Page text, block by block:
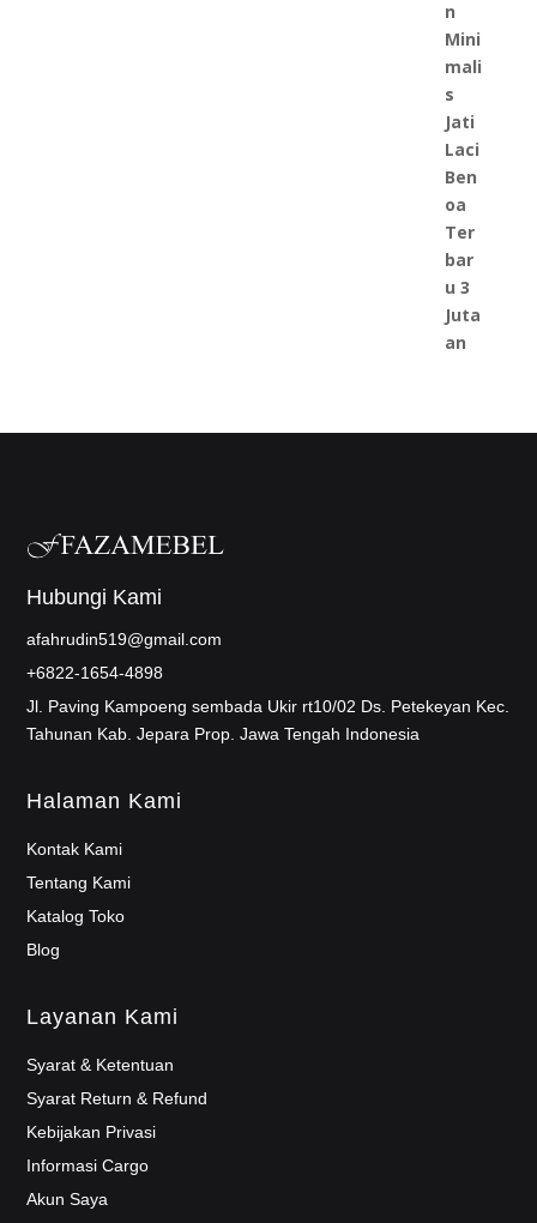
Hubungi Kami
afahrudin519@gmail.com
+6822-1654-4898
Jl. Paving Kampoeng sembada Ukir rt10/02 Ds. Petekeyan Kec.
Tahunan Kab. Jepara Prop. Jawa Tengah Indonesia
Halaman Kami
Kontak Kami
Tentang Kami
Katalog Toko
Blog
Layanan Kami
Syarat & Ketentuan
Syarat Return & Refund
Kebijakan Privasi
Informasi Cargo
Akun Saya